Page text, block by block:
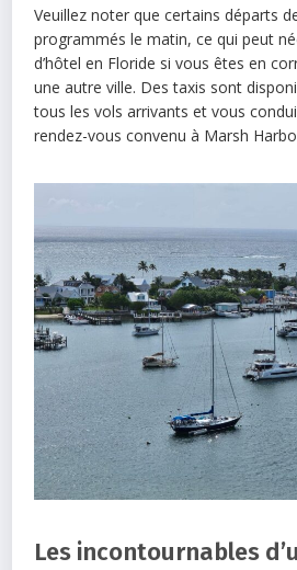
Veuillez noter que certains départs
programmés le matin, ce qui peut
d’hôtel en Floride si vous êtes en
une autre ville. Des taxis sont
tous les vols arrivants et vous
rendez-vous convenu à Marsh
Les incontournables